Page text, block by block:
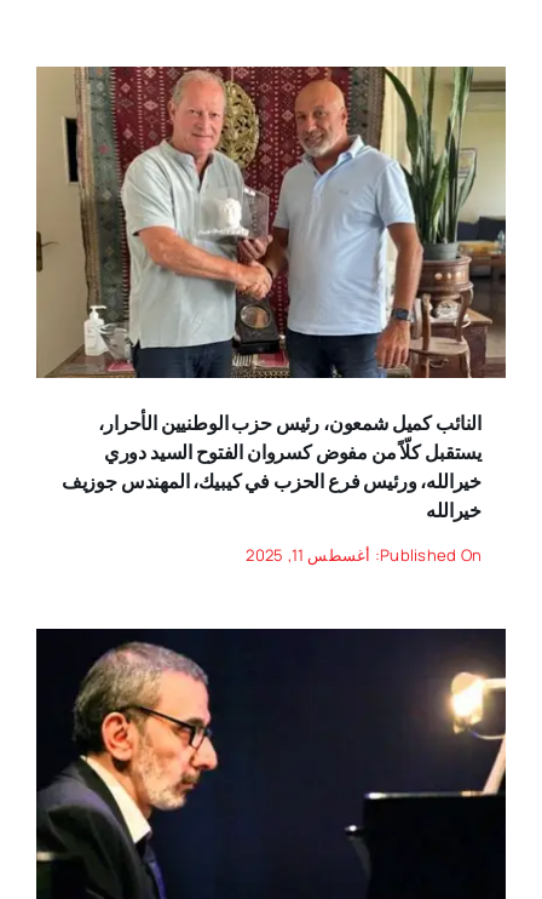
النائب كميل شمعون، رئيس حزب الوطنيين الأحرار،
يستقبل كلّاً من مفوض كسروان الفتوح السيد دوري
خيرالله، ورئيس فرع الحزب في كيبيك، المهندس جوزيف
خيرالله
Published On: أغسطس 11, 2025